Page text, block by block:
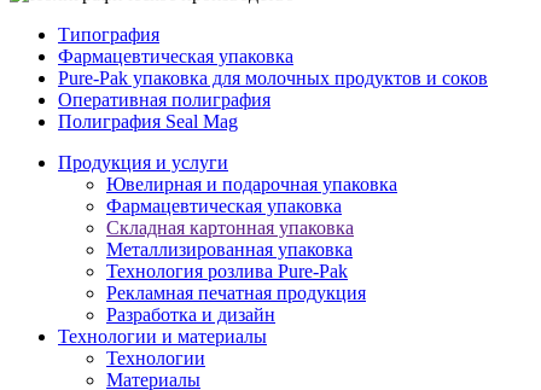
Типография
Фармацевтическая упаковка
Pure-Pak упаковка для молочных продуктов и соков
Оперативная полиграфия
Полиграфия Seal Mag
Продукция и услуги
Ювелирная и подарочная упаковка
Фармацевтическая упаковка
Складная картонная упаковка
Металлизированная упаковка
Технология розлива Pure-Pak
Рекламная печатная продукция
Разработка и дизайн
Технологии и материалы
Технологии
Материалы